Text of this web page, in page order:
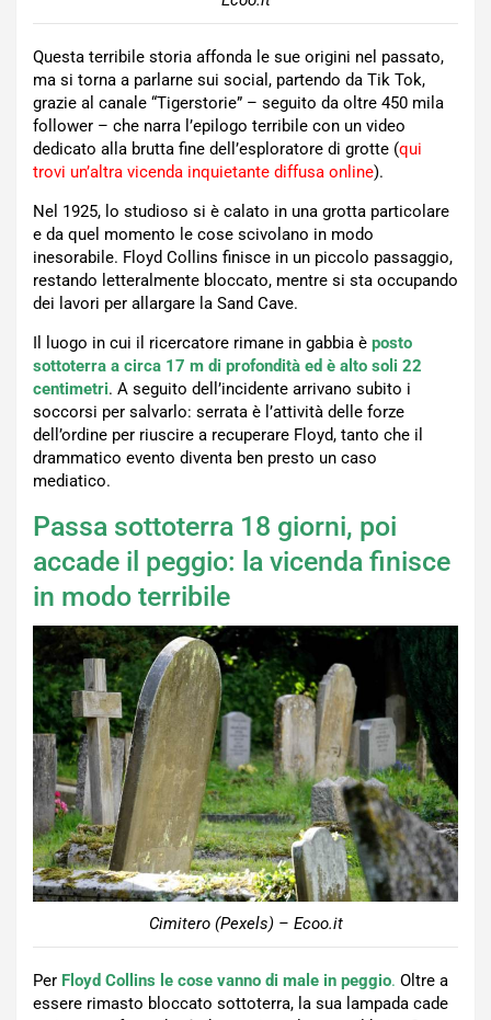
Questa terribile storia affonda le sue origini nel passato,
ma si torna a parlarne sui social, partendo da Tik Tok,
grazie al canale “Tigerstorie” – seguito da oltre 450 mila
follower – che narra l’epilogo terribile con un video
dedicato alla brutta fine dell’esploratore di grotte (qui
trovi un’altra vicenda inquietante diffusa online).
Nel 1925, lo studioso si è calato in una grotta particolare
e da quel momento le cose scivolano in modo
inesorabile. Floyd Collins finisce in un piccolo passaggio,
restando letteralmente bloccato, mentre si sta occupando
dei lavori per allargare la Sand Cave.
Il luogo in cui il ricercatore rimane in gabbia è posto
sottoterra a circa 17 m di profondità ed è alto soli 22
centimetri. A seguito dell’incidente arrivano subito i
soccorsi per salvarlo: serrata è l’attività delle forze
dell’ordine per riuscire a recuperare Floyd, tanto che il
drammatico evento diventa ben presto un caso
mediatico.
Passa sottoterra 18 giorni, poi
accade il peggio: la vicenda finisce
in modo terribile
Cimitero (Pexels) – Ecoo.it
Per Floyd Collins le cose vanno di male in peggio. Oltre a
essere rimasto bloccato sottoterra, la sua lampada cade